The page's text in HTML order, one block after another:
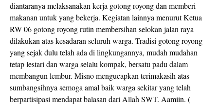
diantaranya melaksanakan kerja gotong royong dan memberi
makanan untuk yang bekerja. Kegiatan lainnya menurut Ketua
RW 06 gotong royong rutin membersihan selokan jalan raya
dilakukan atas kesadaran seluruh warga. Tradisi gotong royong
yang sejak dulu telah ada di lingkungannya, mudah mudahan
tetap lestari dan warga selalu kompak, bersatu padu dalam
membangun lembur. Misno mengucapkan terimakasih atas
sumbangsihnya semoga amal baik warga sekitar yang telah
berpartisipasi mendapat balasan dari Allah SWT. Aamiin. (